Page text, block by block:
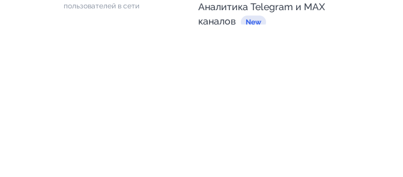
пользователей в сети
Аналитика Telegram и MAX
каналов